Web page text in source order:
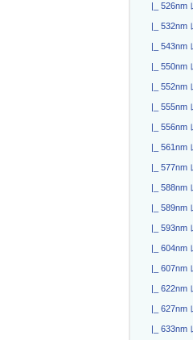
|_ 526nm
|_ 532nm
|_ 543nm
|_ 550nm
|_ 552nm
|_ 555nm
|_ 556nm
|_ 561nm
|_ 577nm
|_ 588nm
|_ 589nm
|_ 593nm
|_ 604nm
|_ 607nm
|_ 622nm
|_ 627nm
|_ 633nm